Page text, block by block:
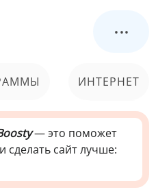
...
ИНТЕРНЕТ
СИСТЕМА
— это поможет
сделать сайт лучше: